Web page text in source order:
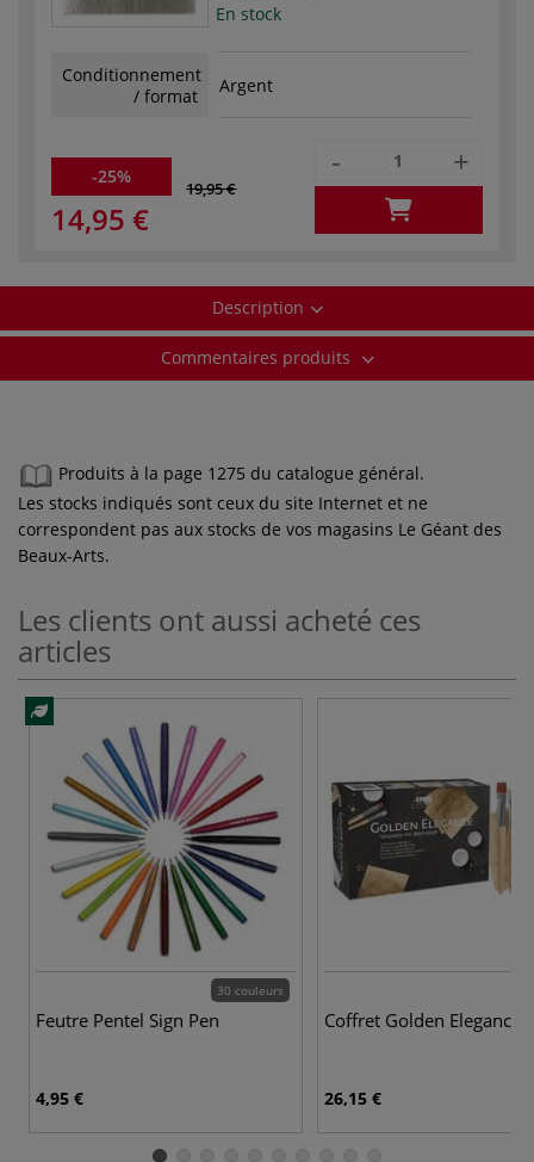
En stock
Conditionnement
/ format
Argent
-25%
19,95 €
14,95 €
- +
Description
Commentaires produits
Produits à la page 1275 du catalogue général.
Les stocks indiqués sont ceux du site Internet et ne
correspondent pas aux stocks de vos magasins Le Géant des
Beaux-Arts.
Les clients ont aussi acheté ces
articles
30 couleurs
Feutre Pentel Sign Pen
4,95 €
Coffret Golden Elegance
26,15 €